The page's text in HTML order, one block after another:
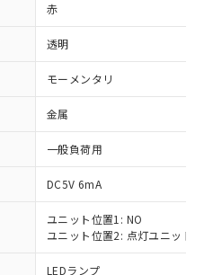
赤
透明
モーメンタリ
金属
一般負荷用
DC5V 6mA
ユニット位置1: NO
ユニット位置2: 点灯ユニット
LEDランプ